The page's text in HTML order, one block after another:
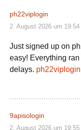
ph22viplogin
2. August 2026 um 19:54
Just signed up on
easy! Everything
delays. ph22viplogin
9apisologin
2. August 2026 um 19:55